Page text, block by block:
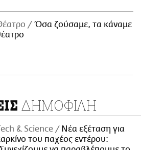
Όσα ζούσαμε, τα κάναμε
ΔΗΜΟΦΙΛΗ
& Science
Νέα εξέταση για
του παχέος εντέρου: